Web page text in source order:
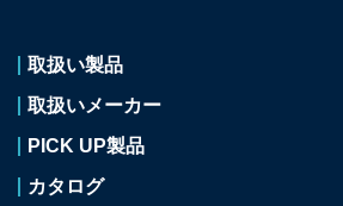
取扱い製品
取扱いメーカー
PICK UP製品
カタログ